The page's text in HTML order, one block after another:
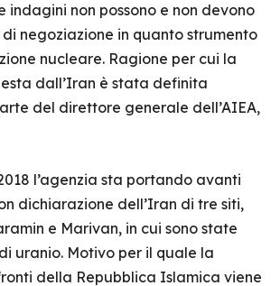
indagini non possono e non devono
negoziazione in quanto strumento
nucleare. Ragione per cui la
dall’Iran è stata definita
del direttore generale dell’AIEA,
l’agenzia sta portando avanti
dichiarazione dell’Iran di tre siti,
e Marivan, in cui sono state
uranio. Motivo per il quale la
della Repubblica Islamica viene